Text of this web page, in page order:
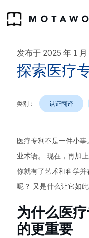
发布于 2025 年 1
探索医疗
类别： 认证翻译
医疗专利不是一件小
业术语。 现在，再加
你就有了艺术和科学
呢？ 又是什么让它如
为什么医
的更重要